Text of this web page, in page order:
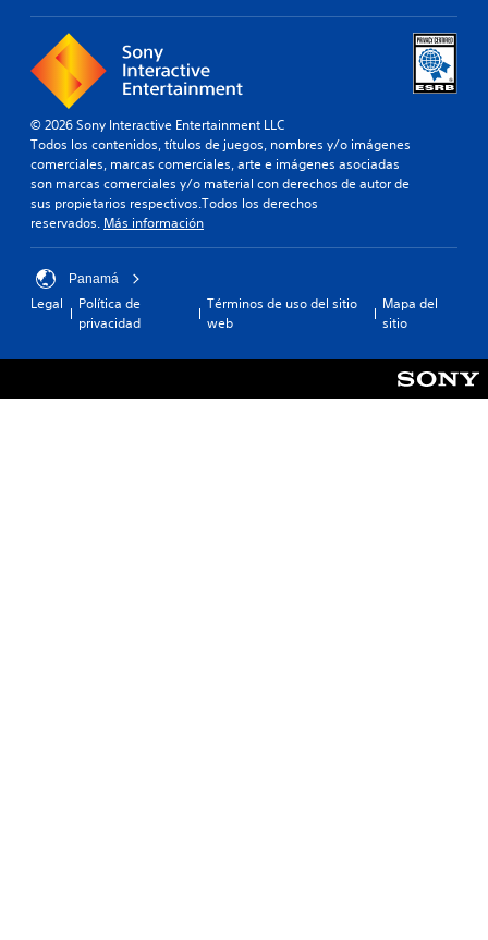
© 2026 Sony Interactive Entertainment LLC
Todos los contenidos, títulos de juegos, nombres y/o imágenes
comerciales, marcas comerciales, arte e imágenes asociadas
son marcas comerciales y/o material con derechos de autor de
sus propietarios respectivos.Todos los derechos
reservados. Más información
Panamá
Legal
Política de
privacidad
Términos de uso del sitio
web
Mapa del
sitio